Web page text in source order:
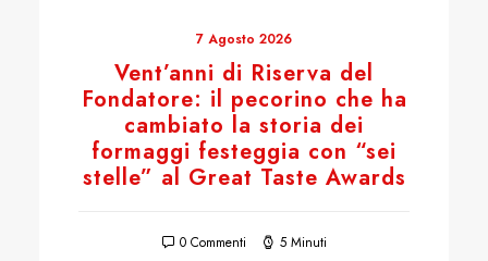
7 Agosto 2026
Vent’anni di Riserva del
Fondatore: il pecorino che ha
cambiato la storia dei
formaggi festeggia con “sei
stelle” al Great Taste Awards
0 Commenti 5 Minuti